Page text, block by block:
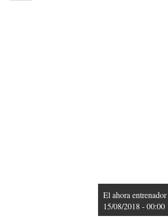
El ahora
15/08/2018 - 00:00